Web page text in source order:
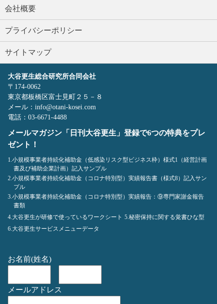
会社概要
プライバシーポリシー
サイトマップ
大谷更生総合研究所合同会社
〒174-0062
東京都板橋区富士見町２５－８
メール：info@otani-kosei.com
電話：03-6671-4488
メールマガジン「日刊大谷更生」登録で6つの特典をプレ
ゼント！
1.小規模事業者持続化補助金（低感染リスク型ビジネス枠）様式1（経営計画
書及び補助企業計画）記入サンプル
2.小規模事業者持続化補助金（コロナ特別型）実績報告書（様式8）記入サン
プル
3.小規模事業者持続化補助金（コロナ特別型）実績報告：⑨専門家謝金報告
書類
4.大谷更生が研修で使っているワークシート 5.秘密保持に関する覚書ひな型
6.大谷更生サービスメニューデータ
お名前(姓名)
メールアドレス